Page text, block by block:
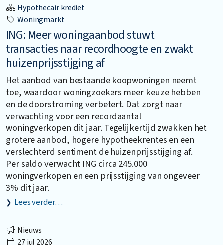
Hypothecair krediet
Woningmarkt
ING: Meer woningaanbod stuwt
transacties naar recordhoogte en zwakt
huizenprijsstijging af
Het aanbod van bestaande koopwoningen neemt
toe, waardoor woningzoekers meer keuze hebben
en de doorstroming verbetert. Dat zorgt naar
verwachting voor een recordaantal
woningverkopen dit jaar. Tegelijkertijd zwakken het
grotere aanbod, hogere hypotheekrentes en een
verslechterd sentiment de huizenprijsstijging af.
Per saldo verwacht ING circa 245.000
woningverkopen en een prijsstijging van ongeveer
3% dit jaar.
Lees verder…
Nieuws
27 jul 2026